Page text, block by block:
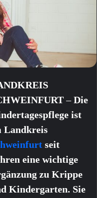
–Die
ist
Landkreis
seit
eine wichtige
zu Krippe
Kindergarten. Sie